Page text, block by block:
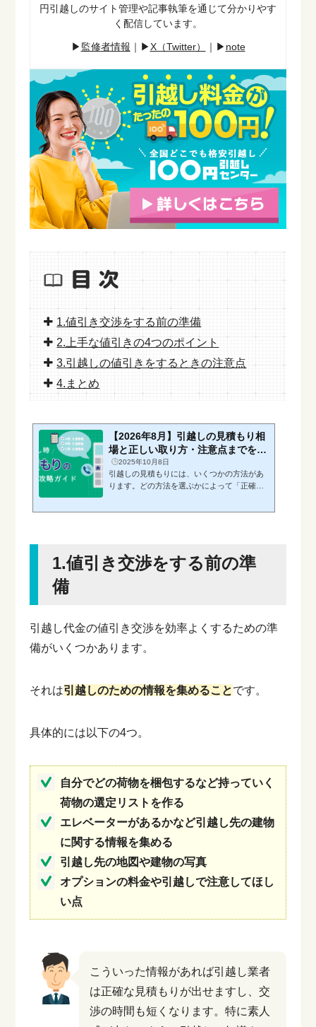
円引越しのサイト管理や記事執筆を通じて分かりやす
く配信しています。
▶︎ 監修者情報 ｜▶︎X（Twitter） ｜ ▶︎ note
1.値引き交渉をする前の準備
2.上手な値引きの4つのポイント
3.引越しの値引きをするときの注意点
4.まとめ
【2026年8月】引越しの見積もり相
場と正しい取り方・注意点までを徹
底解説
2025年10月8日
引越しの見積もりには、いくつかの方法があ
ります。どの方法を選ぶかによって「正確
間依頼OK。単身や忙しい方におすすめ。・電
話見積もり：手軽に依頼可能。ただし内容は
1.値引き交渉をする前の準
備
引越し代金の値引き交渉を効率よくするための準
備がいくつかあります。
それは引越しのための情報を集めることです。
具体的には以下の4つ。
自分でどの荷物を梱包するなど持っていく
荷物の選定リストを作る
エレベーターがあるかなど引越し先の建物
に関する情報を集める
引越し先の地図や建物の写真
オプションの料金や引越しで注意してほし
い点
こういった情報があれば引越し業者
は正確な見積もりが出せますし、交
渉の時間も短くなります。特に素人